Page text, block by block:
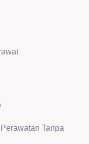
Tanpa